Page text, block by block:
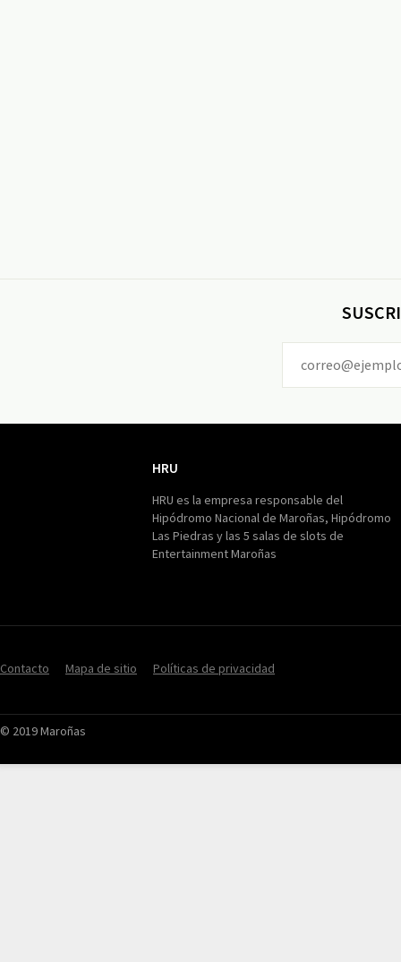
HRU
HRU es la empresa responsable del
Hipódromo Nacional de Maroñas, Hipódromo
Las Piedras y las 5 salas de slots de
Entertainment Maroñas
Contacto Mapa de sitio Políticas de privacidad
© 2019 Maroñas